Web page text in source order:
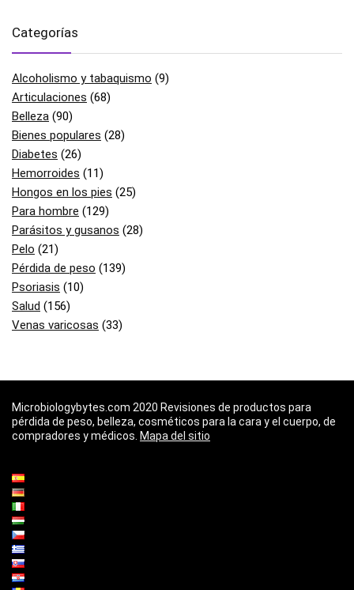
Categorías
Alcoholismo y tabaquismo (9)
Articulaciones (68)
Belleza (90)
Bienes populares (28)
Diabetes (26)
Hemorroides (11)
Hongos en los pies (25)
Para hombre (129)
Parásitos y gusanos (28)
Pelo (21)
Pérdida de peso (139)
Psoriasis (10)
Salud (156)
Venas varicosas (33)
Microbiologybytes.com 2020 Revisiones de productos para
pérdida de peso, belleza, cosméticos para la cara y el cuerpo, de
compradores y médicos. Mapa del sitio